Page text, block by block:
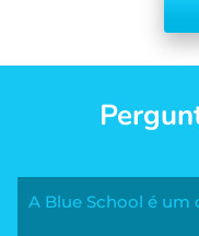
A Blue School é um